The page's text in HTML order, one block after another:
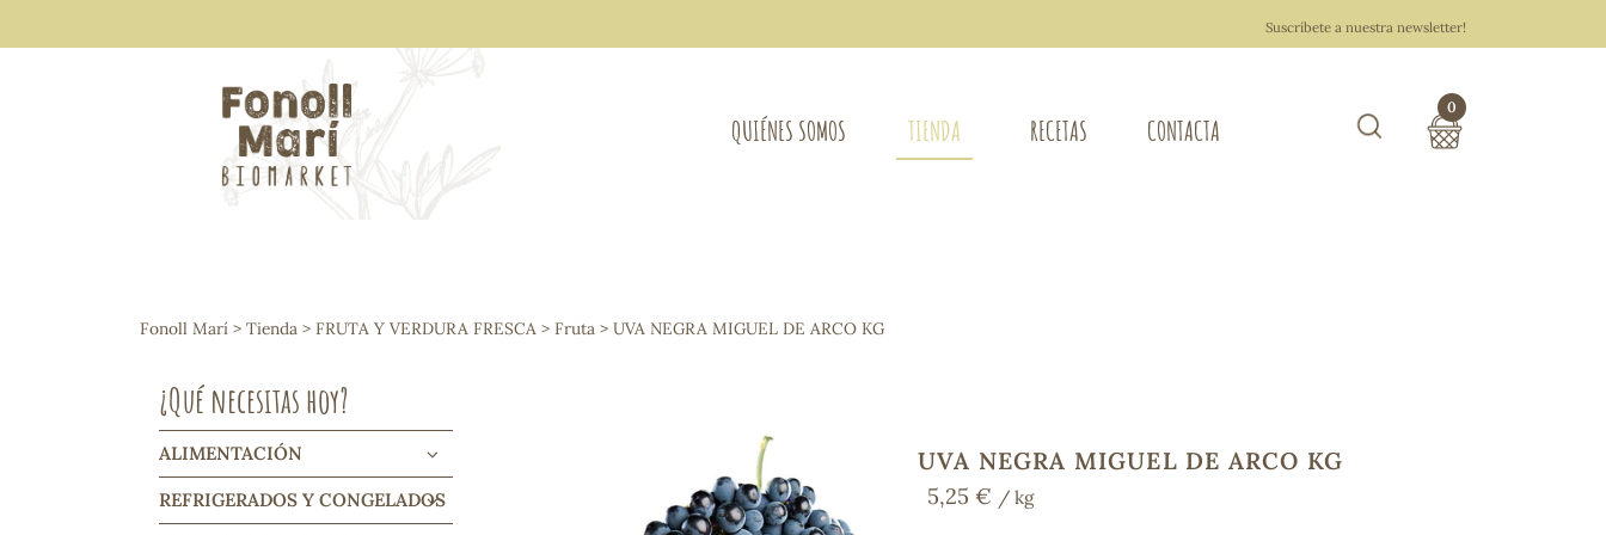
Suscríbete a nuestra newsletter!
QUIÉNES SOMOS TIENDA
Arroces y legumbres
Frutos secos y snacks
Cereales, mueslis, hinchados y crujientes
Galletas y dulces
Vinos y cavas
Condimentos y salsas
Harinas y sémolas
Pasta
Osteo-articular
Mujer
Extracto de plantas
Ácidos Grasos
Depurativos
RECETAS CONTACTA
0
Fonoll Marí > Tienda > FRUTA Y VERDURA FRESCA > Fruta > UVA NEGRA MIGUEL DE ARCO KG
¿Qué necesitas hoy?
ALIMENTACIÓN
REFRIGERADOS Y CONGELADOS
UVA NEGRA MIGUEL DE ARCO KG
5,25 € / kg